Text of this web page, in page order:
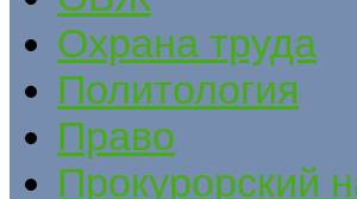
Охрана труда
Политология
Право
Прокурорский